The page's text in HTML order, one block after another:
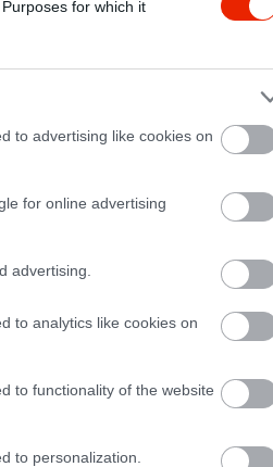
for which it
to advertising like cookies on
for online advertising
advertising.
to analytics like cookies on
to functionality of the website
to personalization.